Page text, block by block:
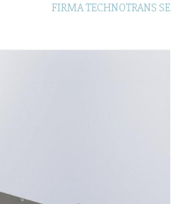
FIRMA TECHNOTRANS SE